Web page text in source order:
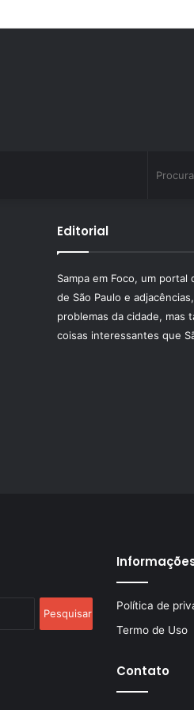
Editorial
Sampa em Foco, um
de São Paulo e
problemas da cidade, mas
coisas interessantes que
por:
Política de
Termo de Uso
Contato